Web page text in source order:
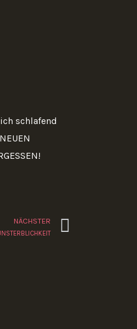
schlafend
NÄCHSTER